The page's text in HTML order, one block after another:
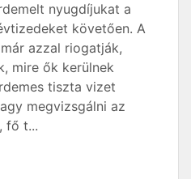
nyugdíjukat a
követően. A
azzal riogatják,
mire ők kerülnek
tiszta vizet
megvizsgálni az
fő t...